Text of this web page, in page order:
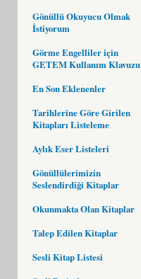
Gönüllü Okuyucu Olmak
İstiyorum
Görme Engelliler için
GETEM Kullanım Klavuzu
En Son Eklenenler
Tarihlerine Göre Girilen
Kitapları Listeleme
Aylık Eser Listeleri
Gönüllülerimizin
Seslendirdiği Kitaplar
Okunmakta Olan Kitaplar
Talep Edilen Kitaplar
Sesli Kitap Listesi